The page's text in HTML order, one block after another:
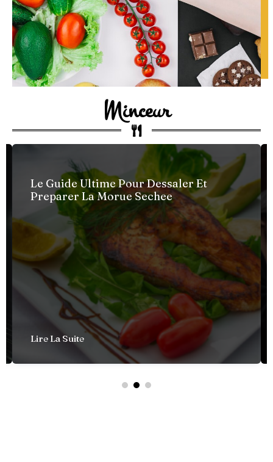
Minceur
Le Guide Ultime Pour Dessaler Et
Preparer La Morue Sechee
Lire La Suite